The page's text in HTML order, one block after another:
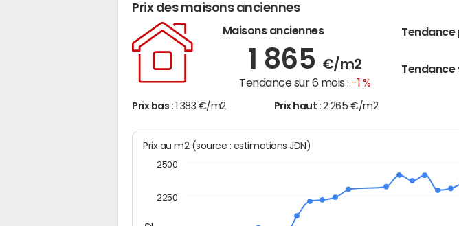
Prix des maisons anciennes
Maisons anciennes
1 865 €/m2
Tendance sur 6 mois : -1 %
Tendance
Tendance
Prix bas : 1 383 €/m2 Prix haut : 2 265 €/m2
Prix au m2 (source : estimations JDN)
2250
2500